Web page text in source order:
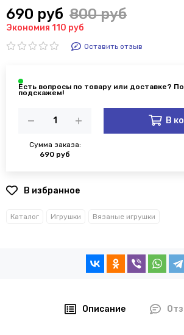
690 руб 800 руб
Экономия 110 руб
Оставить отзыв
Сумма заказа:
690 руб
В
В избранное
Каталог Игрушки Вязаные игрушки
Описание